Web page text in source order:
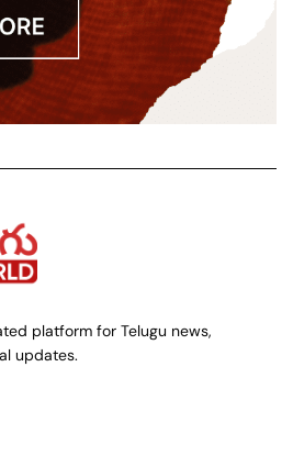
platform for Telugu news,
updates.